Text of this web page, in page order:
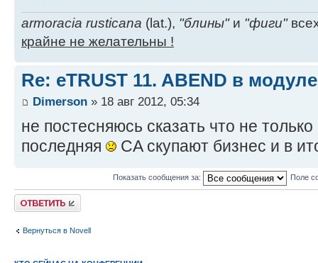
armoracia rusticana (lat.), "блины"и "фиги"
крайне не желательны !
Re: eTRUST 11. ABEND в
Dimerson » 18 авг 2012, 05:34
не постесняюсь сказать что не
последняя
CA скупают бизнес и в
Показать сообщения за: Поле
Ответить
Вернуться в Novell